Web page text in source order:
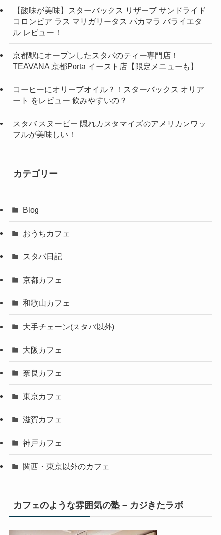
【酸味が美味】スターバックス リザーブ サンドライド
コロンビア ラス マリガリータス パカマラ バライエタ
ル レビュー！
京都駅にオープンしたスタバのティー専門店！
TEAVANA 京都Porta イースト店【限定メニューも】
コーヒーにオリーブオイル？！スターバックス オリア
ート をレビュー 飲みやすいの？
スタバ スヌーピー 隠れカスタマイズのアメリカンワッ
フルが美味しい！
カテゴリー
Blog
おうちカフェ
スタバ日記
京都カフェ
和歌山カフェ
大手チェーン(スタバ以外)
大阪カフェ
奈良カフェ
東京カフェ
滋賀カフェ
神戸カフェ
関西・東京以外のカフェ
カフェのような雰囲気の塾 – カジきたラボ